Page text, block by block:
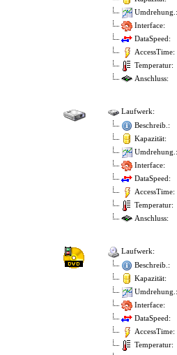
Umdrehung.:
Interface:
DataSpeed:
AccessTime:
Temperatur:
Anschluss:
Laufwerk:
Beschreib.:
Kapazität:
Umdrehung.:
Interface:
DataSpeed:
AccessTime:
Temperatur:
Anschluss:
Laufwerk:
Beschreib.:
Kapazität:
Umdrehung.:
Interface:
DataSpeed:
AccessTime:
Temperatur: